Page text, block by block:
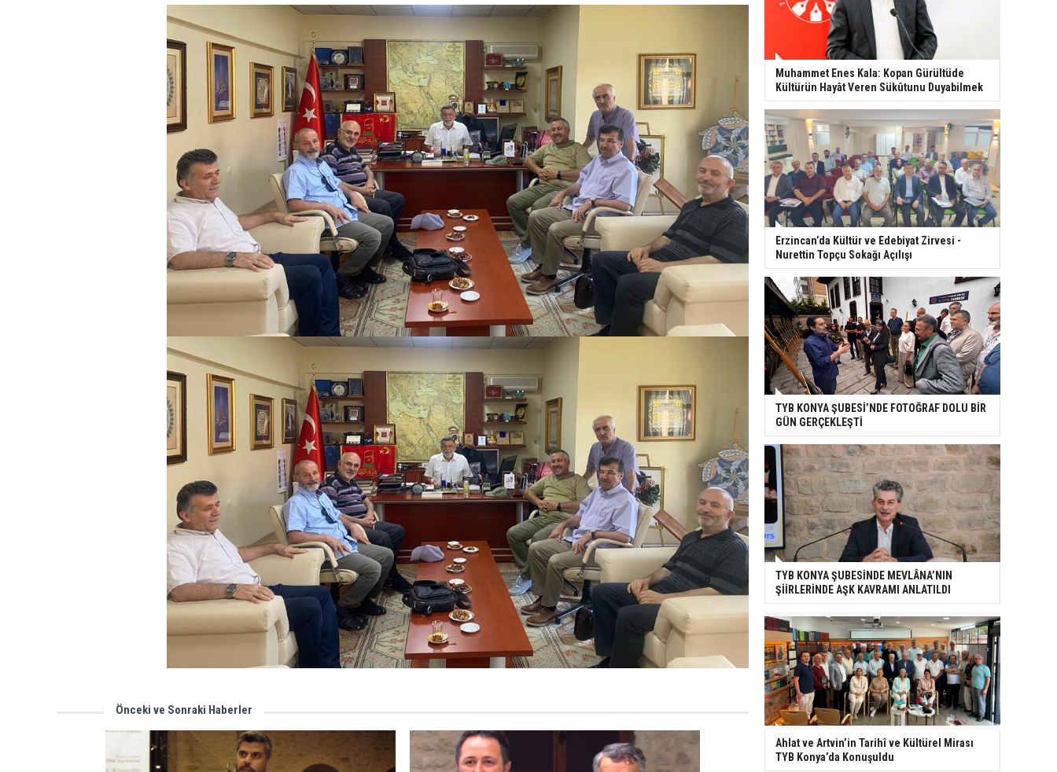
Önceki ve Sonraki Haberler
Muhammet Enes Kala: Kopan Gürültüde
Kültürün Hayât Veren Sükûtunu Duyabilmek
Erzincan’da Kültür ve Edebiyat Zirvesi -
Nurettin Topçu Sokağı Açılışı
TYB KONYA ŞUBESİ’NDE FOTOĞRAF DOLU BİR
GÜN GERÇEKLEŞTİ
TYB KONYA ŞUBESİNDE MEVLÂNA’NIN
ŞİİRLERİNDE AŞK KAVRAMI ANLATILDI
Ahlat ve Artvin’in Tarihî ve Kültürel Mirası
TYB Konya’da Konuşuldu